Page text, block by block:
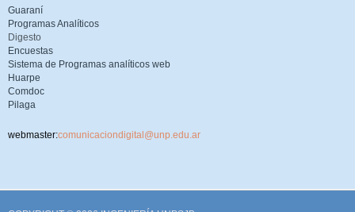
Guaraní
Programas Analíticos
Digesto
Encuestas
Sistema de Programas analíticos web
Huarpe
Comdoc
Pilaga
webmaster:comunicaciondigital@unp.edu.ar